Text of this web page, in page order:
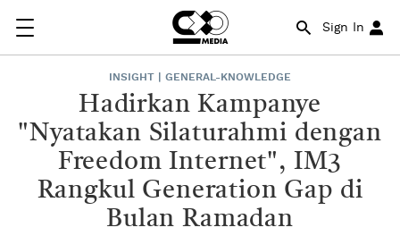
Sign In
INSIGHT | GENERAL-KNOWLEDGE
Hadirkan Kampanye
"Nyatakan Silaturahmi dengan
Freedom Internet", IM3
Rangkul Generation Gap di
Bulan Ramadan